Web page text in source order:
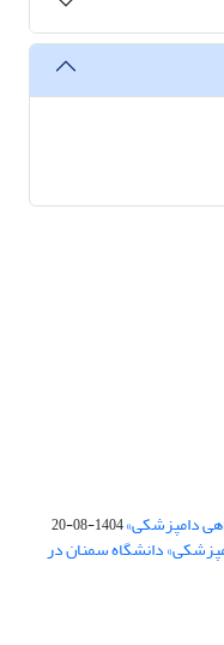
دامپزشکی»1404-08-20
دانشگاه سمنان در